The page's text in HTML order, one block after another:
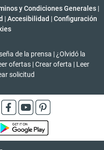
y Condiciones Generales |
| Accesibilidad | Configuración
de la prensa | ¿Olvidó la
ofertas | Crear oferta | Leer
solicitud